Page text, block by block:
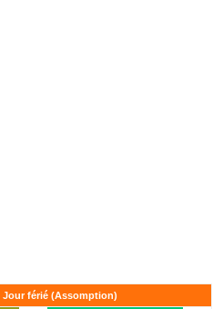
Jour férié (Assomption)